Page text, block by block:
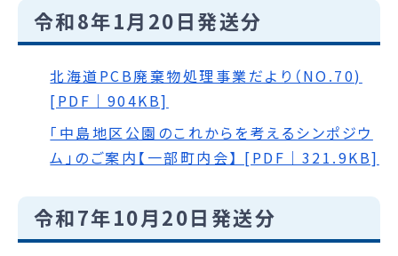
令和8年1月20日発送分
北海道PCB廃棄物処理事業だより（NO.70)
[PDF｜904KB]
｢中島地区公園のこれからを考えるシンポジウ
ム｣のご案内【一部町内会】 [PDF｜321.9KB]
令和7年10月20日発送分